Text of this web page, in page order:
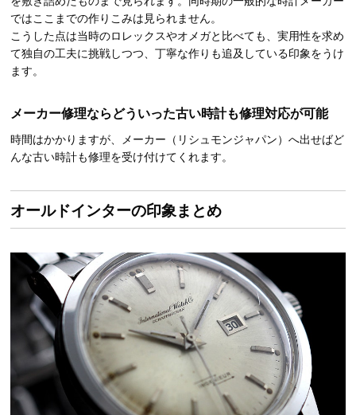
ではここまでの作りこみは見られません。
こうした点は当時のロレックスやオメガと比べても、実用性を求め
て独自の工夫に挑戦しつつ、丁寧な作りも追及している印象をうけ
ます。
メーカー修理ならどういった古い時計も修理対応が可能
時間はかかりますが、メーカー（リシュモンジャパン）へ出せばど
んな古い時計も修理を受け付けてくれます。
オールドインターの印象まとめ